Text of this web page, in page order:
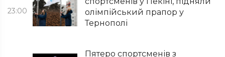
23:00
олімпійський прапор у
Тернополі
Пятеро спортсменів з